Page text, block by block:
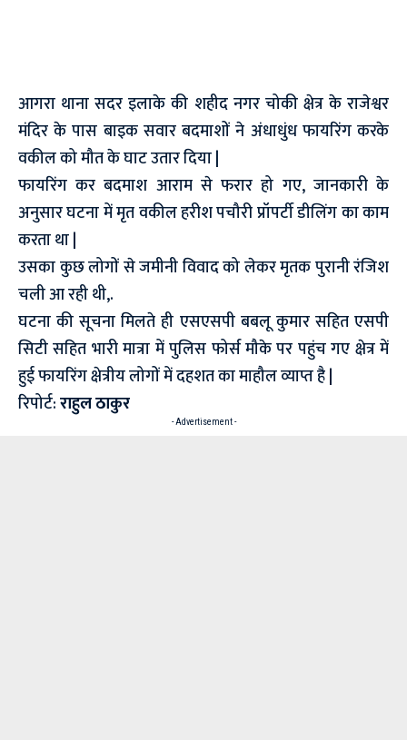
आगरा थाना सदर इलाके की शहीद नगर चोकी क्षेत्र के राजेश्वर
मंदिर के पास बाइक सवार बदमाशों ने अंधाधुंध फायरिंग करके
वकील को मौत के घाट उतार दिया |
फायरिंग कर बदमाश आराम से फरार हो गए, जानकारी के
अनुसार घटना में मृत वकील हरीश पचौरी प्रॉपर्टी डीलिंग का काम
करता था |
उसका कुछ लोगों से जमीनी विवाद को लेकर मृतक पुरानीरंजिश
चली आ रही थी,.
घटना की सूचना मिलते ही एसएसपी बबलू कुमार सहित एसपी
सिटी सहित भारी मात्रा में पुलिस फोर्स मौके पर पहुंच गए क्षेत्र में
हुई फायरिंग क्षेत्रीय लोगों में दहशत का माहौल व्याप्त है |
रिपोर्ट:राहुल ठाकुर
- Advertisement -